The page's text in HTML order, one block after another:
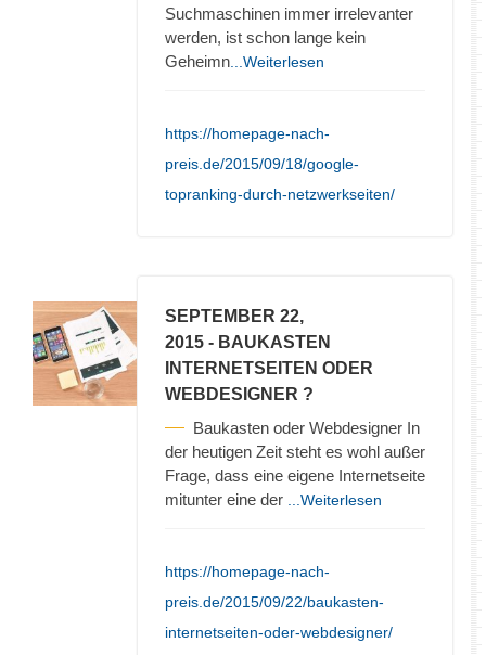
Suchmaschinen immer irrelevanter
werden, ist schon lange kein
Geheimn ...Weiterlesen
https://homepage-nach-
preis.de/2015/09/18/google-
topranking-durch-netzwerkseiten/
SEPTEMBER 22,
2015 - BAUKASTEN
INTERNETSEITEN ODER
WEBDESIGNER ?
Baukasten oder Webdesigner In
der heutigen Zeit steht es wohl außer
Frage, dass eine eigene Internetseite
mitunter eine der
...Weiterlesen
https://homepage-nach-
preis.de/2015/09/22/baukasten-
internetseiten-oder-webdesigner/